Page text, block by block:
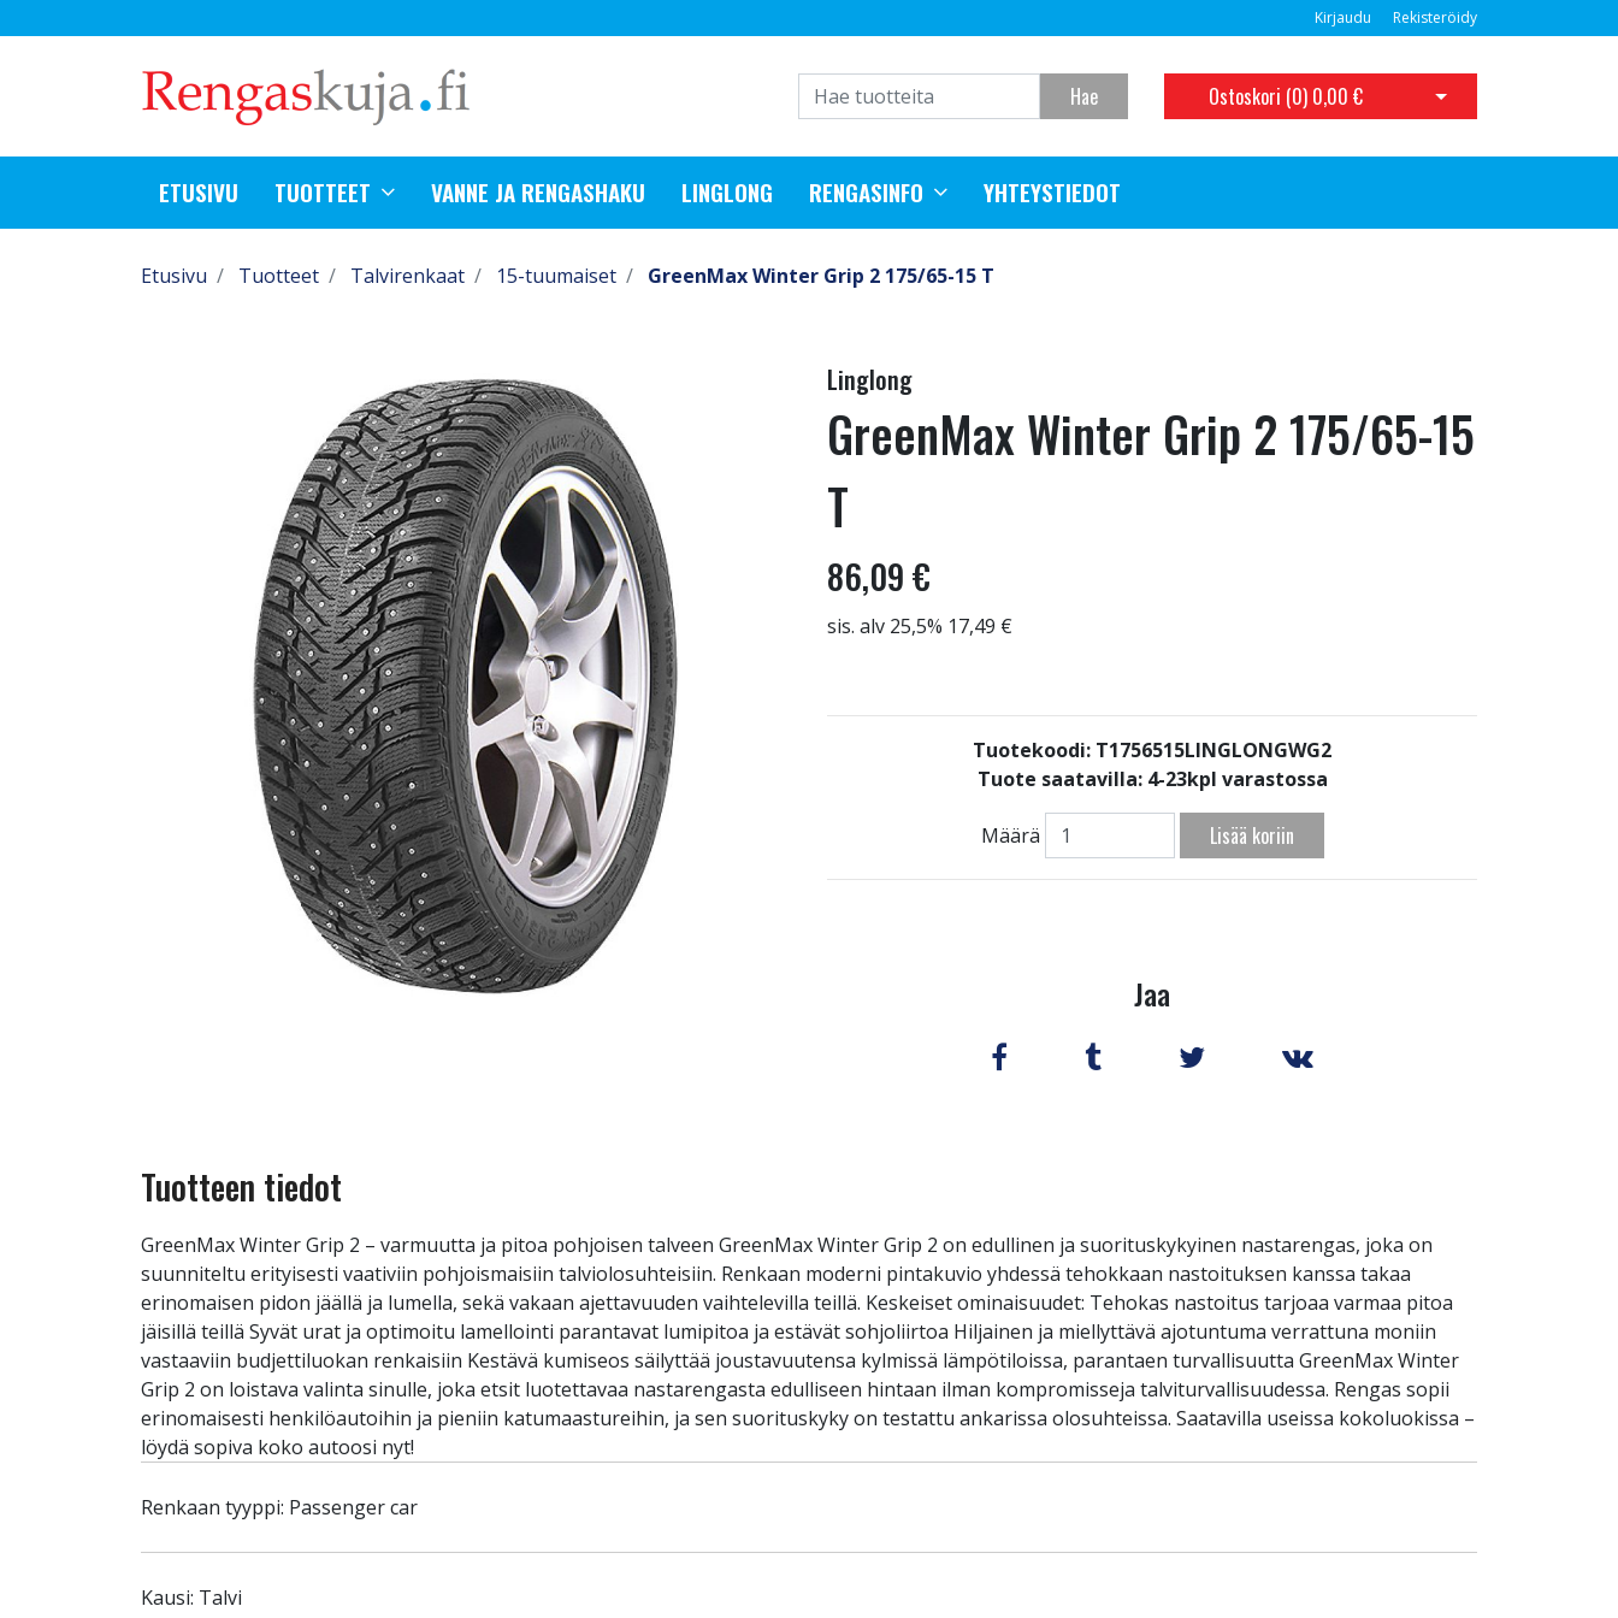
Kirjaudu Rekisteröidy
Hae Ostoskori (0) 0,00 € Avaa ostoskori
ETUSIVU TUOTTEET VANNE JA RENGASHAKU LINGLONG RENGASINFO YHTEYSTIEDOT
Etusivu Tuotteet Talvirenkaat 15-tuumaiset GreenMax Winter Grip 2 175/65-15 T
Linglong
GreenMax Winter Grip 2 175/65-15
T
86,09 €
sis. alv 25,5% 17,49 €
Tuotekoodi: T1756515LINGLONGWG2
Tuote saatavilla: 4-23kpl varastossa
Määrä Lisää koriin
Jaa
Tuotteen tiedot
GreenMax Winter Grip 2 – varmuutta ja pitoa pohjoisen talveen GreenMax Winter Grip 2 on edullinen ja suorituskykyinen nastarengas, joka on
suunniteltu erityisesti vaativiin pohjoismaisiin talviolosuhteisiin. Renkaan moderni pintakuvio yhdessä tehokkaan nastoituksen kanssa takaa
erinomaisen pidon jäällä ja lumella, sekä vakaan ajettavuuden vaihtelevilla teillä. Keskeiset ominaisuudet: Tehokas nastoitus tarjoaa varmaa pitoa
jäisillä teillä Syvät urat ja optimoitu lamellointi parantavat lumipitoa ja estävät sohjoliirtoa Hiljainen ja miellyttävä ajotuntuma verrattuna moniin
vastaaviin budjettiluokan renkaisiin Kestävä kumiseos säilyttää joustavuutensa kylmissä lämpötiloissa, parantaen turvallisuutta GreenMax Winter
Grip 2 on loistava valinta sinulle, joka etsit luotettavaa nastarengasta edulliseen hintaan ilman kompromisseja talviturvallisuudessa. Rengas sopii
erinomaisesti henkilöautoihin ja pieniin katumaastureihin, ja sen suorituskyky on testattu ankarissa olosuhteissa. Saatavilla useissa kokoluokissa –
löydä sopiva koko autoosi nyt!
Renkaan tyyppi: Passenger car
Kausi: Talvi